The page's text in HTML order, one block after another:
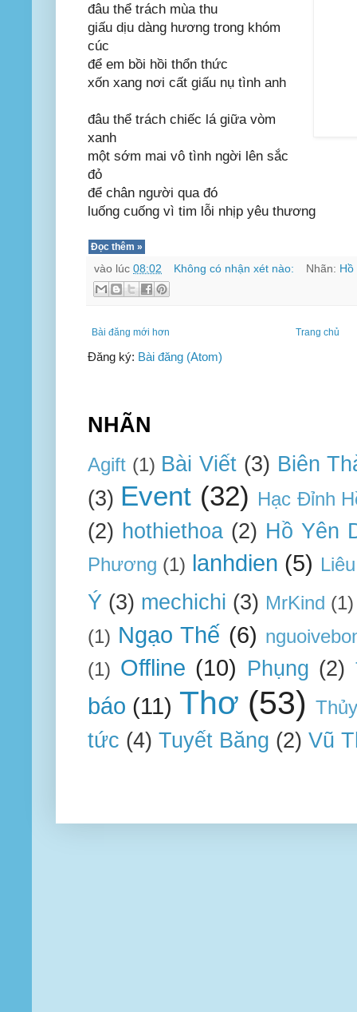
đâu thể trách mùa thu
giấu dịu dàng hương trong khóm
cúc
để em bồi hồi thổn thức
xốn xang nơi cất giấu nụ tình anh
đâu thể trách chiếc lá giữa vòm
xanh
một sớm mai vô tình ngời lên sắc
đỏ
để chân người qua đó
luống cuống vì tim lỗi nhịp yêu thương
Đọc thêm »
vào lúc 08:02 Không có nhận xét nào: Nhãn:
Bài đăng mới hơn Trang chủ
Đăng ký: Bài đăng (Atom)
NHÃN
Agift (1) Bài Viết (3) Biên
(3) Event (32) Hạc Đỉnh
(2) hothiethoa (2) Hồ Yên
Phương (1) lanhdien (5)
Ý (3) mechichi (3) MrKind (1)
(1) Ngạo Thế (6)
(1) Offline (10) Phụng (2)
báo (11) Thơ (53)
tức (4) Tuyết Băng (2) Vũ